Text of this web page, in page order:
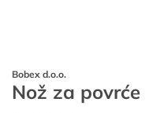
Bobex d.o.o.
Nož za povrće